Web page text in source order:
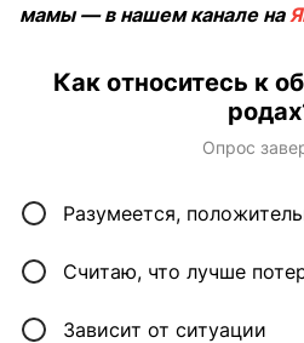
мамы — в нашем канале на
Как относитесь к
Опрос
Разумеется,
Считаю, что лучше
Зависит от ситуации